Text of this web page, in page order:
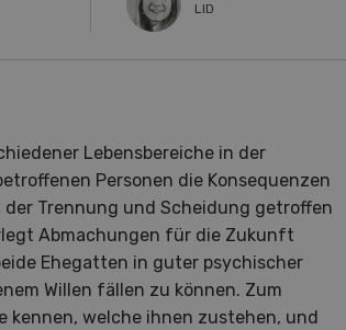
LID
Lebensbereiche in der
Personen die Konsequenzen
Trennung und Scheidung getroffen
Abmachungen für die Zukunft
Ehegatten in guter psychischer
Willen fällen zu können. Zum
kennen, welche ihnen zustehen, und